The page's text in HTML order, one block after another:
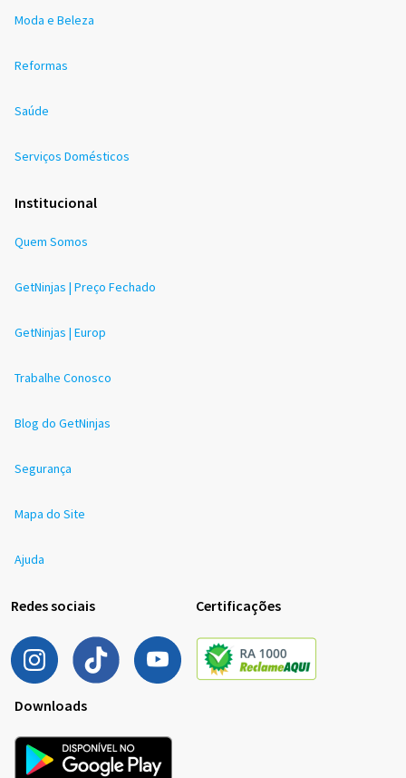
Moda e Beleza
Reformas
Saúde
Serviços Domésticos
Institucional
Quem Somos
GetNinjas | Preço Fechado
GetNinjas | Europ
Trabalhe Conosco
Blog do GetNinjas
Segurança
Mapa do Site
Ajuda
Redes sociais Certificações
Downloads